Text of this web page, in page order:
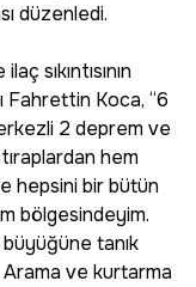
düzenledi.
sıkıntısının
Fahrettin Koca, “6
2 deprem ve
hem
hepsini bir bütün
bölgesindeyim.
büyüğüne tanık
Arama ve kurtarma